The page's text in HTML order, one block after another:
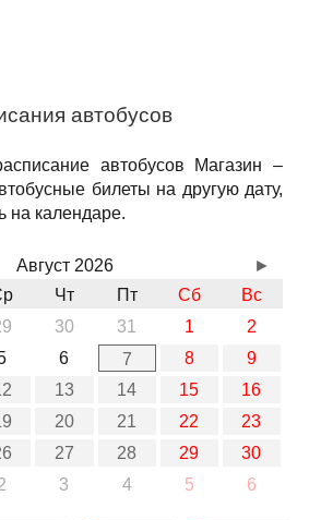
автобусов
автобусов Магазин –
билеты на другую дату,
на календаре.
Август 2026
Чт Пт Сб
Вс
30 31 1
2
6 7 8
9
13 14 15
16
20 21 22
23
27 28 29
30
3 4 5 6
►